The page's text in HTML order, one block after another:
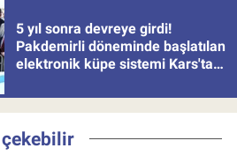
5 yıl sonra devreye girdi!
Pakdemirli döneminde başlatılan
elektronik küpe sistemi Kars'tan